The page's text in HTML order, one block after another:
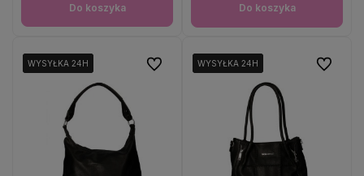
Do koszyka Do koszyka
WYSYŁKA 24H
WYSYŁKA 24H
WYSYŁKA 24H Do ulubionychWYSYŁKA 24H
WYSYŁKA 24H
WYSYŁKA 24H Do